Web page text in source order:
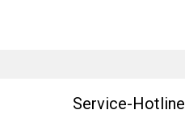
Service-Hotline